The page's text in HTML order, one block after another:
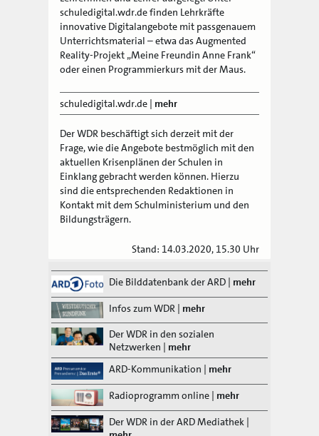
schuledigital.wdr.de finden Lehrkräfte
innovative Digitalangebote mit passgenauem
Unterrichtsmaterial – etwa das Augmented
Reality-Projekt „Meine Freundin Anne Frank“
oder einen Programmierkurs mit der Maus.
schuledigital.wdr.de | mehr
Der WDR beschäftigt sich derzeit mit der
Frage, wie die Angebote bestmöglich mit den
aktuellen Krisenplänen der Schulen in
Einklang gebracht werden können. Hierzu
sind die entsprechenden Redaktionen in
Kontakt mit dem Schulministerium und den
Bildungsträgern.
Stand: 14.03.2020, 15.30 Uhr
Die Bilddatenbank der ARD | mehr
Infos zum WDR | mehr
Der WDR in den sozialen
Netzwerken | mehr
ARD-Kommunikation | mehr
Radioprogramm online | mehr
Der WDR in der ARD Mediathek |